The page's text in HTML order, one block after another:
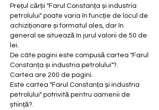
Prețul cărții "Farul Constanța și industria
petrolului" poate varia în funcție de locul de
achiziționare și formatul ales, dar în
general se situează în jurul valorii de 50 de
lei.
De câte pagini este compusă cartea "Farul
Constanța și industria petrolului"?.
Cartea are 200 de pagini.
Este cartea "Farul Constanța și industria
petrolului" potrivită pentru oamenii de
știință?.